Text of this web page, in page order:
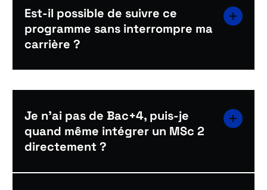
Est-il possible de suivre ce
programme sans interrompre ma
carrière ?
Je n'ai pas de Bac+4, puis-je
quand même intégrer un MSc 2
directement ?